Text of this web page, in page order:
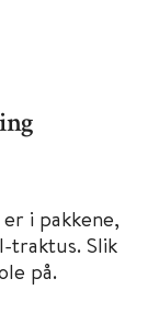
i pakkene,
traktus. Slik
på.